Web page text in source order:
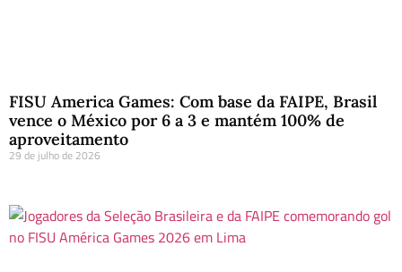
FISU America Games: Com base da FAIPE, Brasil
vence o México por 6 a 3 e mantém 100% de
aproveitamento
29 de julho de 2026